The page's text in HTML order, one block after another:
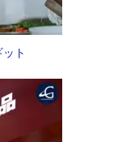
ト